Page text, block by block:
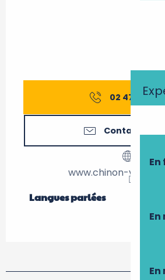
02 47 93 92
Contactez-
www.chinon-vienne-
Langues parlées
Langues parlées